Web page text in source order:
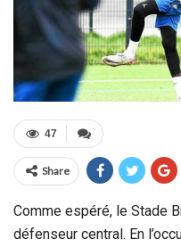
47
Share
Comme espéré, le Stade
défenseur central. En